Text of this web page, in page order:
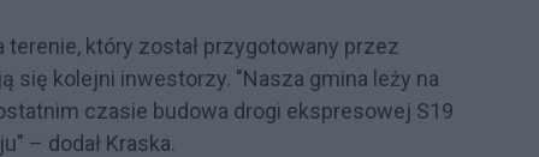
który został przygotowany przez
się kolejni inwestorzy. "Nasza gmina leży na
czasie budowa drogi ekspresowej S19
– dodał Kraska.